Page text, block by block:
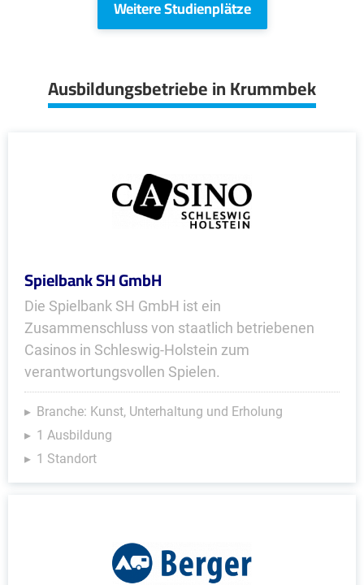
Weitere Studienplätze
Ausbildungsbetriebe in Krummbek
Spielbank SH GmbH
Die Spielbank SH GmbH ist ein
Zusammenschluss von staatlich betriebenen
Casinos in Schleswig-Holstein zum
verantwortungsvollen Spielen.
Branche: Kunst, Unterhaltung und Erholung
1 Ausbildung
1 Standort